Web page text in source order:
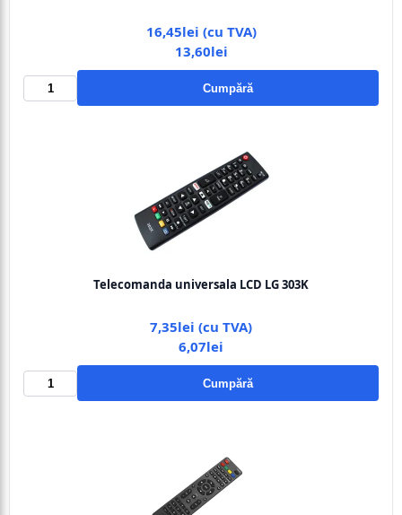
16,45lei (cu TVA)
13,60lei
Cumpără
Telecomanda universala LCD LG 303K
7,35lei (cu TVA)
6,07lei
Cumpără